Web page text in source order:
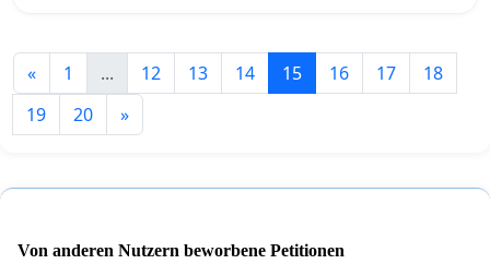
« 1 ... 12 13 14 15 16 17
18
19
20 »
Von anderen Nutzern beworbene Petitionen